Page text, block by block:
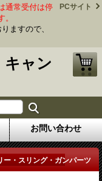
通常受付は停
ますので、
PCサイト
ャン
お問い合わせ
ー・スリング・ガンパーツ